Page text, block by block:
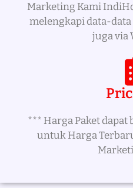
Marketing Kami
melengkapi data-
juga via
*** Harga Paket
untuk Harga